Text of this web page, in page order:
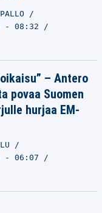
- 08:32
– Antero
povaa Suomen
hurjaa EM-
- 06:07